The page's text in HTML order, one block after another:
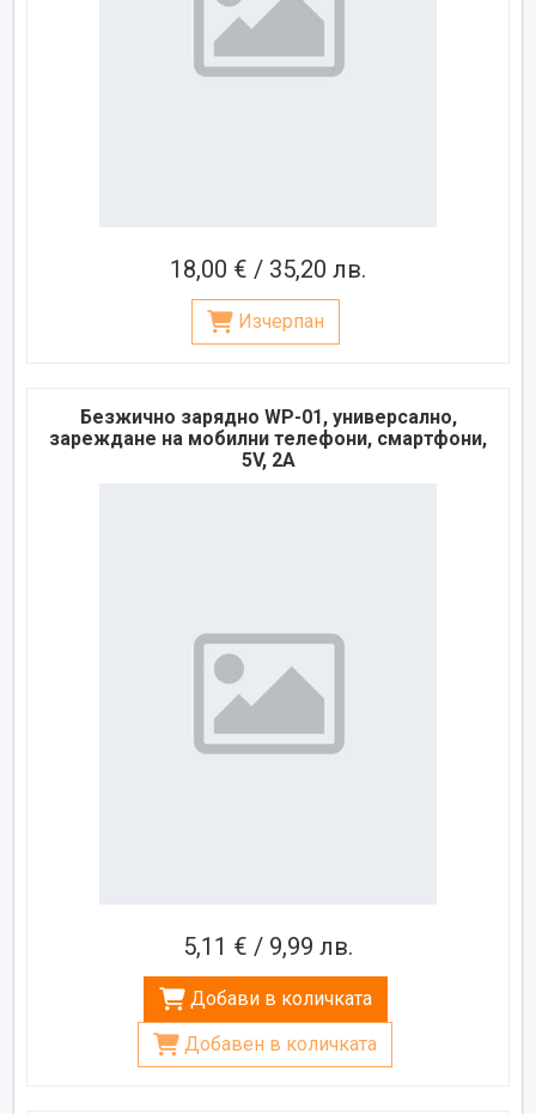
18,00 € / 35,20 лв.
Изчерпан
Безжично зарядно WP-01, универсално,
зареждане на мобилни телефони, смартфони,
5V, 2A
5,11 € / 9,99 лв.
Добави в количката
Добавен в количката